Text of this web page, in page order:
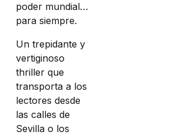
poder mundial…
para siempre.
Un trepidante y
vertiginoso
thriller que
transporta a los
lectores desde
las calles de
Sevilla o los